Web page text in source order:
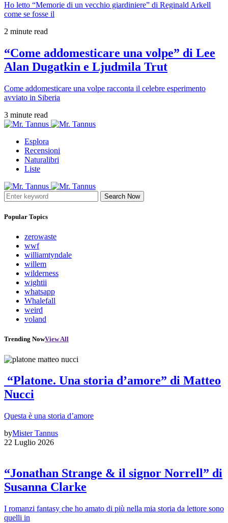
Ho letto “Memorie di un vecchio giardiniere” di Reginald Arkell
come se fosse il
2 minute read
“Come addomesticare una volpe” di Lee
Alan Dugatkin e Ljudmila Trut
Come addomesticare una volpe racconta il celebre esperimento
avviato in Siberia
3 minute read
Esplora
Recensioni
Naturalibri
Liste
Search Now
Popular Topics
zerowaste
wwf
williamtyndale
willem
wilderness
wightii
whatsapp
Whalefall
weird
voland
Trending NowView All
“Platone. Una storia d’amore” di Matteo
Nucci
Questa è una storia d’amore
byMister Tannus
22 Luglio 2026
“Jonathan Strange & il signor Norrell” di
Susanna Clarke
I romanzi fantasy che ho amato di più nella mia storia da lettore sono
quelli in